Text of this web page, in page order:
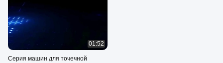
01:52
Серия машин для точечной